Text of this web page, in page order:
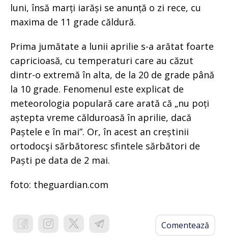
luni, însă marți iarăși se anunță o zi rece, cu
maxima de 11 grade căldură.
Prima jumătate a lunii aprilie s-a arătat foarte
capricioasă, cu temperaturi care au căzut
dintr-o extremă în alta, de la 20 de grade până
la 10 grade. Fenomenul este explicat de
meteorologia populară care arată că „nu poți
aștepta vreme călduroasă în aprilie, dacă
Paștele e în mai”. Or, în acest an creștinii
ortodocşi sărbătoresc sfintele sărbători de
Paști pe data de 2 mai.
foto: theguardian.com
Comentează